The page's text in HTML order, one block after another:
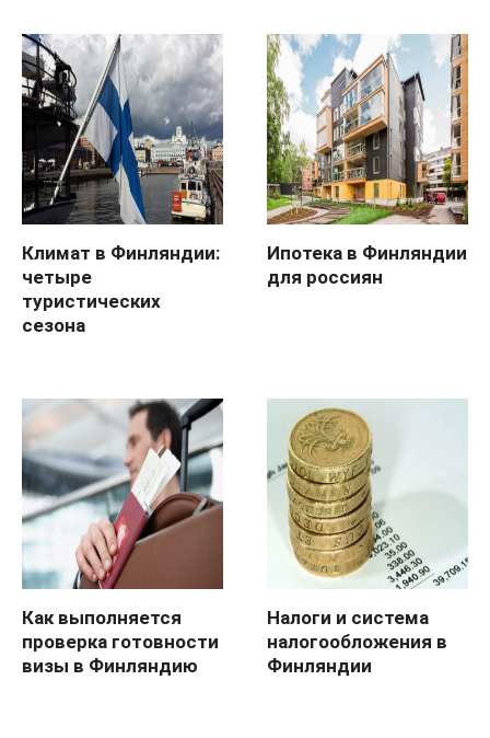
Климат в Финляндии:
четыре
туристических
сезона
Ипотека в Финляндии
для россиян
Как выполняется
проверка готовности
визы в Финляндию
Налоги и система
налогообложения в
Финляндии